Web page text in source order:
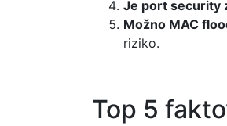
Je port security
Možno MAC
riziko.
Top 5